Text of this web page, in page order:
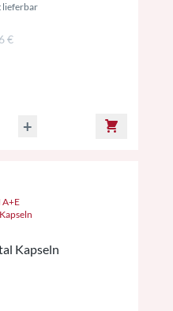
lieferbar
MwSt. ggf. zzgl. Versand
€
MwSt. ggf. zzgl. Versand
+
Kapseln